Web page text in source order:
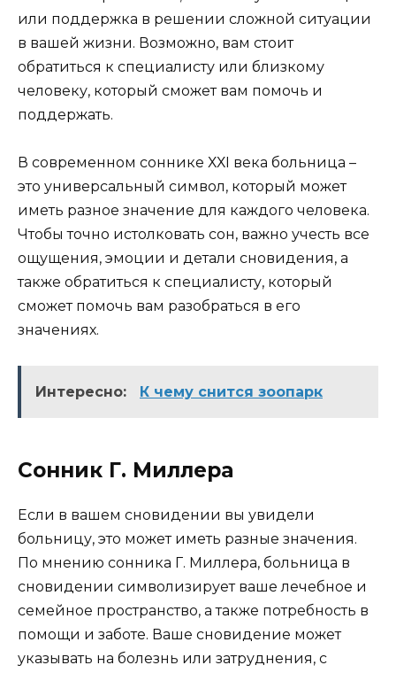
или поддержка в решении сложной ситуации
в вашей жизни. Возможно, вам стоит
обратиться к специалисту или близкому
человеку, который сможет вам помочь и
поддержать.
В современном соннике ХХI века больница –
это универсальный символ, который может
иметь разное значение для каждого человека.
Чтобы точно истолковать сон, важно учесть все
ощущения, эмоции и детали сновидения, а
также обратиться к специалисту, который
сможет помочь вам разобраться в его
значениях.
Интересно: К чему снится зоопарк
Сонник Г. Миллера
Если в вашем сновидении вы увидели
больницу, это может иметь разные значения.
По мнению сонника Г. Миллера, больница в
сновидении символизирует ваше лечебное и
семейное пространство, а также потребность в
помощи и заботе. Ваше сновидение может
указывать на болезнь или затруднения, с